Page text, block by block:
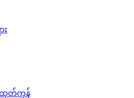
း
ထုတ်ကုန်